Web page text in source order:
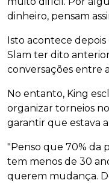
dinheiro, pensam
Isto acontece depois
Slam ter dito
conversações entre
No entanto, King
organizar torneios
garantir que estava
"Penso que 70% da
tem menos de 30
querem mudança.